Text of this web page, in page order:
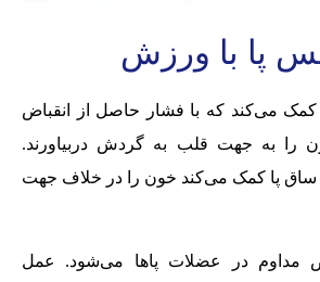
پا با ورزش
می‌‌کند که با فشار حاصل از انقباض
را به جهت قلب به گردش در‌‌بیاورند.
پا کمک می‌‌کند خون را در خلاف جهت
مداوم در عضلات پاها می‌‌شود. عمل